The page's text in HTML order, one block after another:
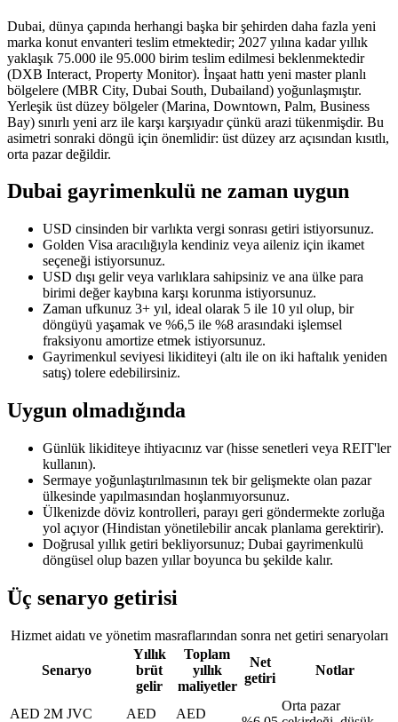
Dubai, dünya çapında herhangi başka bir şehirden daha fazla yeni
marka konut envanteri teslim etmektedir; 2027 yılına kadar yıllık
yaklaşık 75.000 ile 95.000 birim teslim edilmesi beklenmektedir
(DXB Interact, Property Monitor). İnşaat hattı yeni master planlı
bölgelere (MBR City, Dubai South, Dubailand) yoğunlaşmıştır.
Yerleşik üst düzey bölgeler (Marina, Downtown, Palm, Business
Bay) sınırlı yeni arz ile karşı karşıyadır çünkü arazi tükenmişdir. Bu
asimetri sonraki döngü için önemlidir: üst düzey arz açısından kısıtlı,
orta pazar değildir.
Dubai gayrimenkulü ne zaman uygun
USD cinsinden bir varlıkta vergi sonrası getiri istiyorsunuz.
Golden Visa aracılığıyla kendiniz veya aileniz için ikamet
seçeneği istiyorsunuz.
USD dışı gelir veya varlıklara sahipsiniz ve ana ülke para
birimi değer kaybına karşı korunma istiyorsunuz.
Zaman ufkunuz 3+ yıl, ideal olarak 5 ile 10 yıl olup, bir
döngüyü yaşamak ve %6,5 ile %8 arasındaki işlemsel
fraksiyonu amortize etmek istiyorsunuz.
Gayrimenkul seviyesi likiditeyi (altı ile on iki haftalık yeniden
satış) tolere edebilirsiniz.
Uygun olmadığında
Günlük likiditeye ihtiyacınız var (hisse senetleri veya REIT'ler
kullanın).
Sermaye yoğunlaştırılmasının tek bir gelişmekte olan pazar
ülkesinde yapılmasından hoşlanmıyorsunuz.
Ülkenizde döviz kontrolleri, parayı geri göndermekte zorluğa
yol açıyor (Hindistan yönetilebilir ancak planlama gerektirir).
Doğrusal yıllık getiri bekliyorsunuz; Dubai gayrimenkulü
döngüsel olup bazen yıllar boyunca bu şekilde kalır.
Üç senaryo getirisi
Hizmet aidatı ve yönetim masraflarından sonra net getiri senaryoları
Senaryo
Yıllık
brüt
gelir
Toplam
yıllık
maliyetler
Net
getiri
Notlar
AED 2M JVC
AED
AED
Orta pazar